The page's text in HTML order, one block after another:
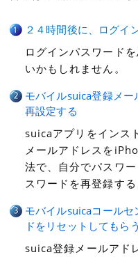
２４時間後に、ログイ
ログインパスワード
いかもしれません。
モバイルsuica登録メ
再設定する
suicaアプリをインス
メールアドレスを
法で、自分でパスワ
スワードを再登録する
モバイルsuicaコール
ドをリセットしてもらう
suica登録メールアド